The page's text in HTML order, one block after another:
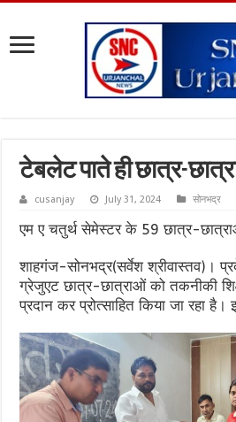
टेबलेट पाते ही छात्र-
cusanjay July 31, 2024 सोनभद्र
एम ए चतुर्थ सेमेस्टर के 59 छात्र-
शाहगंज-सोनभद्र(सर्वेश श्रीवास्तव)।
ग्रेजुएट छात्र-छात्राओं को तकनीकी
प्रदान कर प्रोत्साहित किया जा रहा